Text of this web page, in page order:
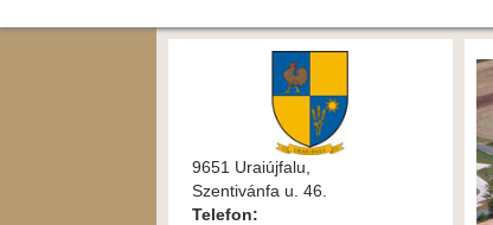
9651 Uraiújfalu,
Szentivánfa u. 46.
Telefon: